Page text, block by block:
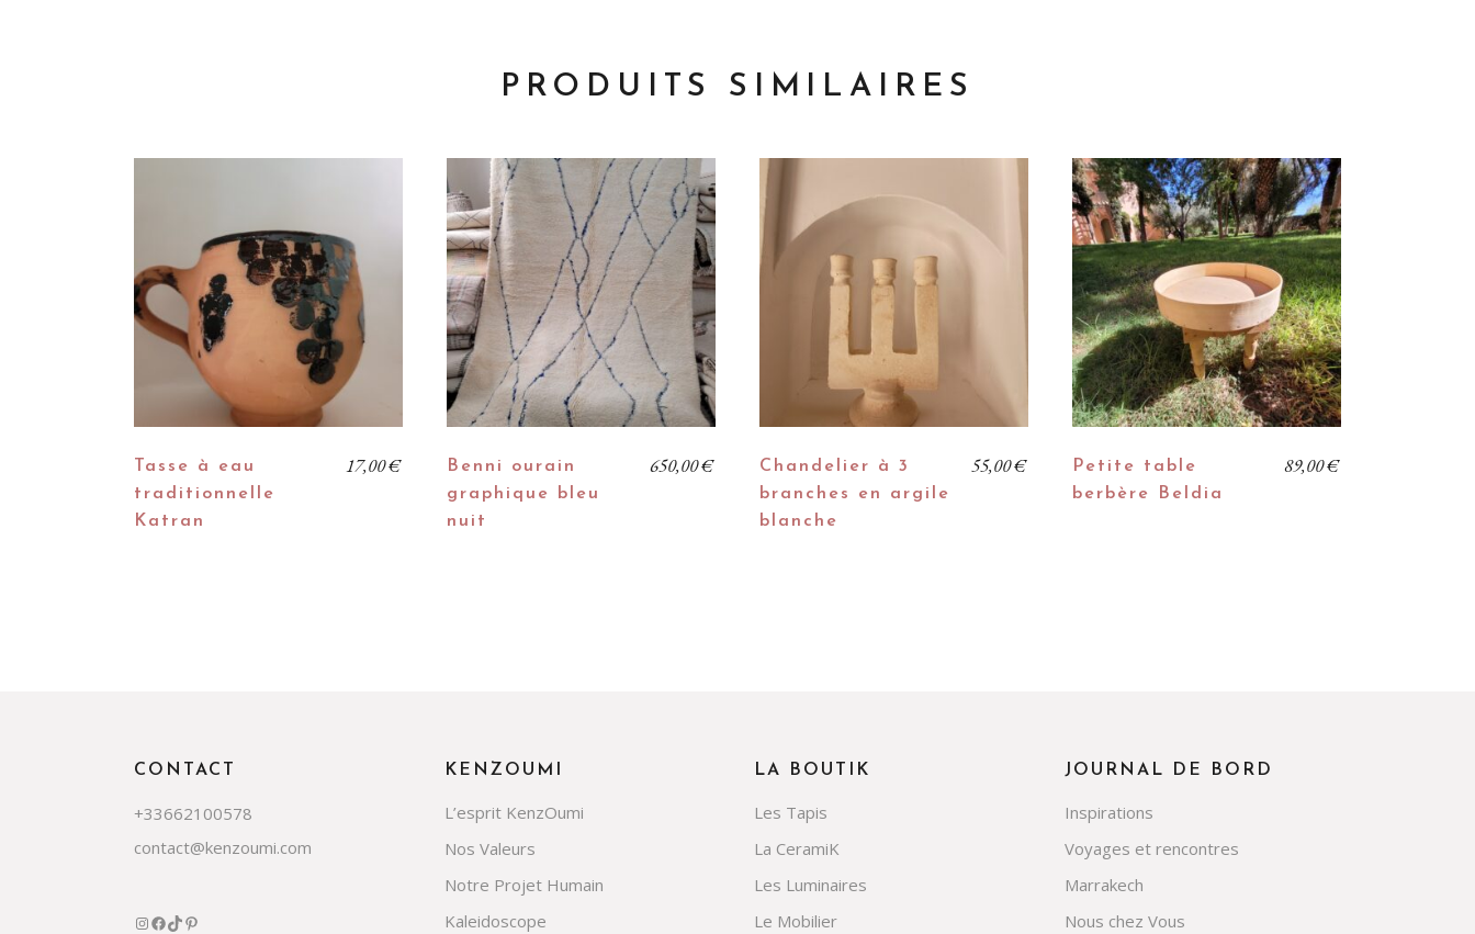
PRODUITS SIMILAIRES
Tasse à eau
traditionnelle
Katran
17,00€
Benni ourain
graphique bleu
nuit
650,00€
Chandelier à 3
branches en argile
blanche
55,00€
Petite table
berbère Beldia
89,00€
CONTACT
+33662100578
contact@kenzoumi.com
KENZOUMI
L’esprit KenzOumi
Nos Valeurs
Notre Projet Humain
Kaleidoscope
LA BOUTIK
Les Tapis
La CeramiK
Les Luminaires
Le Mobilier
JOURNAL DE BORD
Inspirations
Voyages et rencontres
Marrakech
Nous chez Vous